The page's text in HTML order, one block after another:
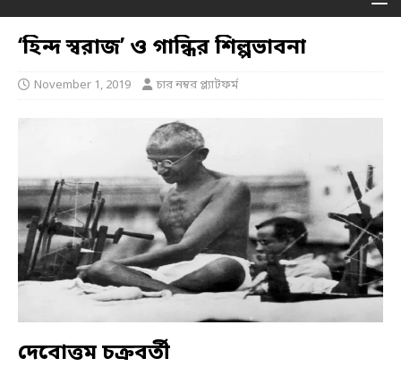
‘হিন্দ স্বরাজ’ ও গান্ধির শিল্পভাবনা
November 1, 2019 চার নম্বর প্ল্যাটফর্ম
দেবোত্তম চক্রবর্তী